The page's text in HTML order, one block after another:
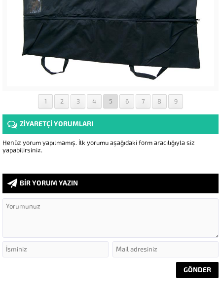
1 2 3 4 5 6 7 8 9
ZİYARETÇİ YORUMLARI
Henüz yorum yapılmamış. İlk yorumu aşağıdaki form aracılığıyla siz
yapabilirsiniz.
BİR YORUM YAZIN